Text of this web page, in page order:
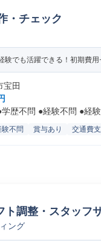
・チェック
でも活躍できる！初期費用
宝田
歴不問 ●経験不問 ●経験
験不問 賞与あり 交通費
調整・スタッフ
ング